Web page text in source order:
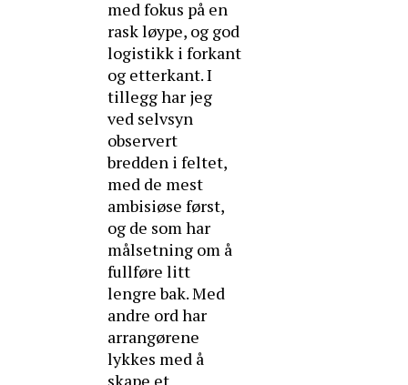
med fokus på en
rask løype, og god
logistikk i forkant
og etterkant. I
tillegg har jeg
ved selvsyn
observert
bredden i feltet,
med de mest
ambisiøse først,
og de som har
målsetning om å
fullføre litt
lengre bak. Med
andre ord har
arrangørene
lykkes med å
skape et